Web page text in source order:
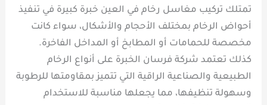
تمتلك تركيب مغاسل رخام في العين خبرة كبيرة في تنفيذ
أحواض الرخام بمختلف الأحجام والأشكال، سواء كانت
مخصصة للحمامات أو المطابخ أو المداخل الفاخرة.
كذلك تعتمد شركة فرسان الخبرة على أنواع الرخام
الطبيعية والصناعية الراقية التي تتميز بمقاومتها للرطوبة
وسهولة تنظيفها، مما يجعلها مناسبة للاستخدام